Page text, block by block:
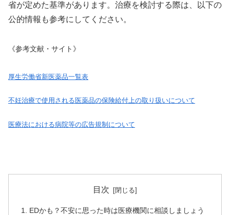
省が定めた基準があります。治療を検討する際は、以下の
公的情報も参考にしてください。
《参考文献・サイト》
厚生労働省新医薬品一覧表
不妊治療で使用される医薬品の保険給付上の取り扱いについて
医療法における病院等の広告規制について
目次
EDかも？不安に思った時は医療機関に相談しましょう